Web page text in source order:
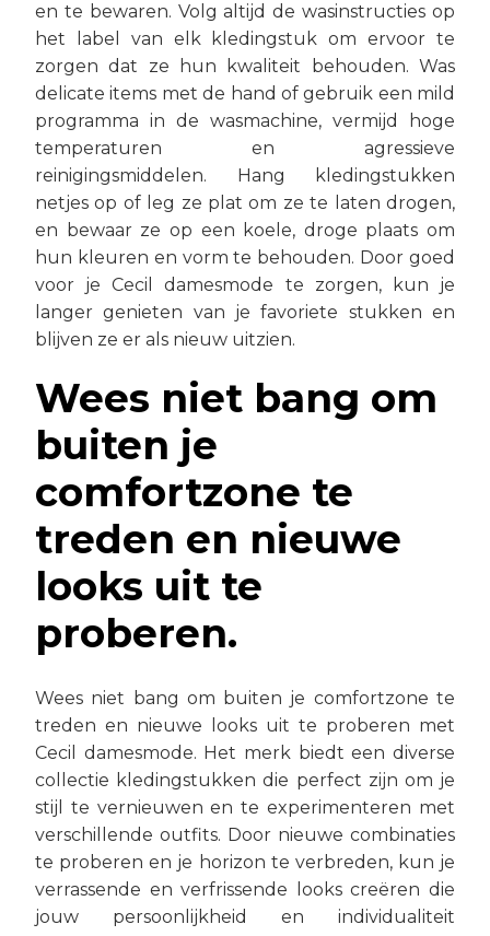
en te bewaren. Volg altijd de wasinstructies op
het label van elk kledingstuk om ervoor te
zorgen dat ze hun kwaliteit behouden. Was
delicate items met de hand of gebruik een mild
programma in de wasmachine, vermijd hoge
temperaturen en agressieve
reinigingsmiddelen. Hang kledingstukken
netjes op of leg ze plat om ze te laten drogen,
en bewaar ze op een koele, droge plaats om
hun kleuren en vorm te behouden. Door goed
voor je Cecil damesmode te zorgen, kun je
langer genieten van je favoriete stukken en
blijven ze er als nieuw uitzien.
Wees niet bang om
buiten je
comfortzone te
treden en nieuwe
looks uit te
proberen.
Wees niet bang om buiten je comfortzone te
treden en nieuwe looks uit te proberen met
Cecil damesmode. Het merk biedt een diverse
collectie kledingstukken die perfect zijn om je
stijl te vernieuwen en te experimenteren met
verschillende outfits. Door nieuwe combinaties
te proberen en je horizon te verbreden, kun je
verrassende en verfrissende looks creëren die
jouw persoonlijkheid en individualiteit